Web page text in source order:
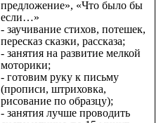
предложение», «Что было бы
если…»
- заучивание стихов, потешек,
пересказ сказки, рассказа;
- занятия на развитие мелкой
моторики;
- готовим руку к письму
(прописи, штриховка,
рисование по образцу);
- занятия лучше проводить